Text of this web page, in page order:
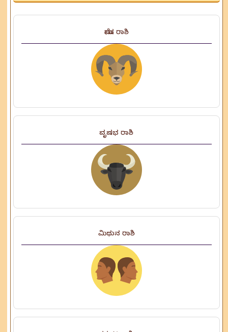
ಮೇಷ ರಾಶಿ
ವೃಷಭ ರಾಶಿ
ಮಿಥುನ ರಾಶಿ